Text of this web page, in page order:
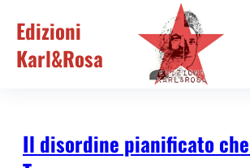
Edizioni
Karl&Rosa
Il disordine pianificato